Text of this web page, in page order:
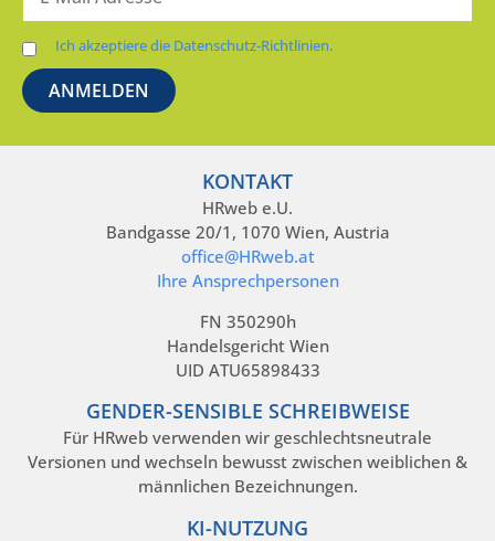
Ich akzeptiere die Datenschutz-Richtlinien.
KONTAKT
HRweb e.U.
Bandgasse 20/1, 1070 Wien, Austria
office@HRweb.at
Ihre Ansprechpersonen
FN 350290h
Handelsgericht Wien
UID ATU65898433
GENDER-SENSIBLE SCHREIBWEISE
Für HRweb verwenden wir geschlechtsneutrale
Versionen und wechseln bewusst zwischen weiblichen &
männlichen Bezeichnungen.
KI-NUTZUNG